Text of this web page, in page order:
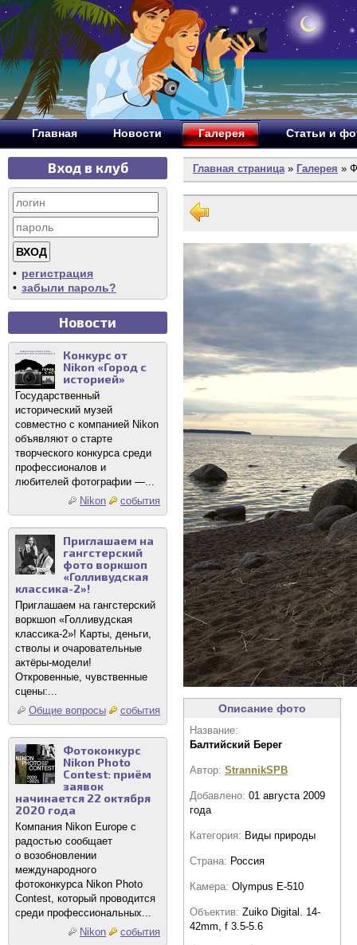
Главная Новости Галерея Статьи и
Вход в клуб
• регистрация
• забыли пароль?
Новости
Конкурс от
Nikon «Город с
историей»
Государственный
исторический музей
совместно с компанией Nikon
объявляют о старте
творческого конкурса среди
профессионалов и
любителей фотографии —...
Nikon
события
Приглашаем на
гангстерский
фото воркшоп
«Голливудская
классика-2»!
Приглашаем на гангстерский
воркшоп «Голливудская
классика-2»! Карты, деньги,
стволы и очаровательные
актёры-модели!
Откровенные, чувственные
сцены:...
Общие вопросы
события
Фотоконкурс
Nikon Photo
Contest: приём
заявок
начинается 22 октября
2020 года
Компания Nikon Europe с
радостью сообщает
о возобновлении
международного
фотоконкурса Nikon Photo
Contest, который проводится
среди профессиональных...
Nikon
события
Главная страница» Галерея »
Описание фото
Название:
Балтийский Берег
Автор: StrannikSPB
Добавлено: 01 августа 2009
года
Категория: Виды природы
Страна: Россия
Камера: Olympus E-510
Объектив: Zuiko Digital. 14-
42mm, f 3.5-5.6